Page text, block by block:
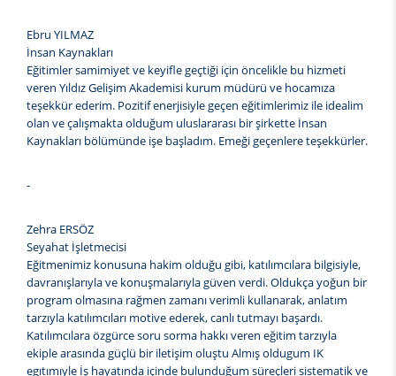
Ebru YILMAZ
İnsan Kaynakları
Eğitimler samimiyet ve keyifle geçtiği için öncelikle bu hizmeti
veren Yıldız Gelişim Akademisi kurum müdürü ve hocamıza
teşekkür ederim. Pozitif enerjisiyle geçen eğitimlerimiz ile idealim
olan ve çalışmakta olduğum uluslararası bir şirkette İnsan
Kaynakları bölümünde işe başladım. Emeği geçenlere teşekkürler.
-
Zehra ERSÖZ
Seyahat İşletmecisi
Eğitmenimiz konusuna hakim olduğu gibi, katılımcılara bilgisiyle,
davranışlarıyla ve konuşmalarıyla güven verdi. Oldukça yoğun bir
program olmasına rağmen zamanı verimli kullanarak, anlatım
tarzıyla katılımcıları motive ederek, canlı tutmayı başardı.
Katılımcılara özgürce soru sorma hakkı veren eğitim tarzıyla
ekiple arasında güçlü bir iletişim oluştu Almış oldugum IK
egıtımıyle İş hayatında içinde bulunduğum süreçleri sistematik ve